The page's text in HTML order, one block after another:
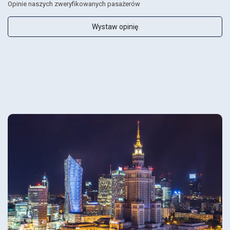
Opinie naszych zweryfikowanych pasażerów
Wystaw opinię